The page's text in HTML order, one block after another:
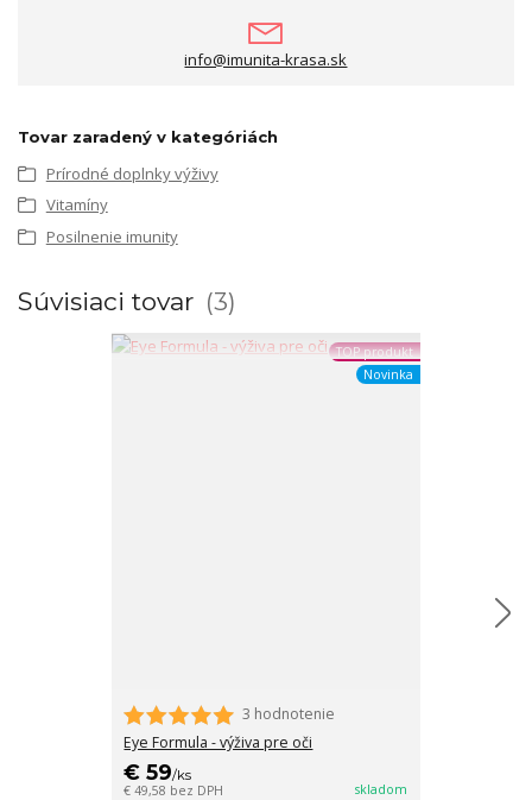
info@imunita-krasa.sk
Tovar zaradený v kategóriách
Prírodné doplnky výživy
Vitamíny
Posilnenie imunity
Súvisiaci tovar 3
TOP produkt
Novinka
3 hodnotenie
Eye Formula - výživa pre oči
€ 59/ks
€ 49,58 bez DPH skladom